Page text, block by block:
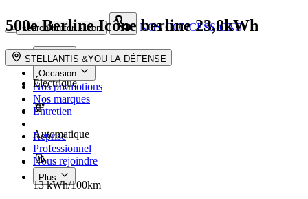
search button - icon NOS CONCESSIONS
Neuf
Occasion
Nos promotions
Nos marques
Entretien
Reprise
Professionnel
Nous rejoindre
Plus
500e BerlineIcône berline 23,8kWh
STELLANTIS &YOU LA DÉFENSE
Électrique
Automatique
13 kWh/100km